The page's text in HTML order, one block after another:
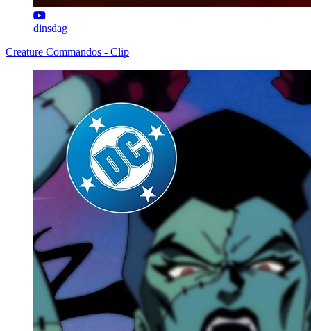
dinsdag
Creature Commandos - Clip